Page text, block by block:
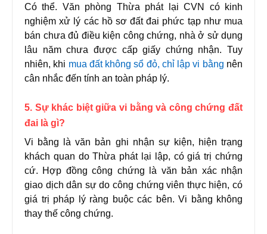
Có thể. Văn phòng Thừa phát lại CVN có kinh
nghiệm xử lý các hồ sơ đất đai phức tạp như mua
bán chưa đủ điều kiện công chứng, nhà ở sử dụng
lâu năm chưa được cấp giấy chứng nhận. Tuy
nhiên, khi mua đất không sổ đỏ, chỉ lập vi bằng nên
cân nhắc đến tính an toàn pháp lý.
5. Sự khác biệt giữa vi bằng và công chứng đất
đai là gì?
Vi bằng là văn bản ghi nhận sự kiện, hiện trạng
khách quan do Thừa phát lại lập, có giá trị chứng
cứ. Hợp đồng công chứng là văn bản xác nhận
giao dịch dân sự do công chứng viên thực hiện, có
giá trị pháp lý ràng buộc các bên. Vi bằng không
thay thế công chứng.